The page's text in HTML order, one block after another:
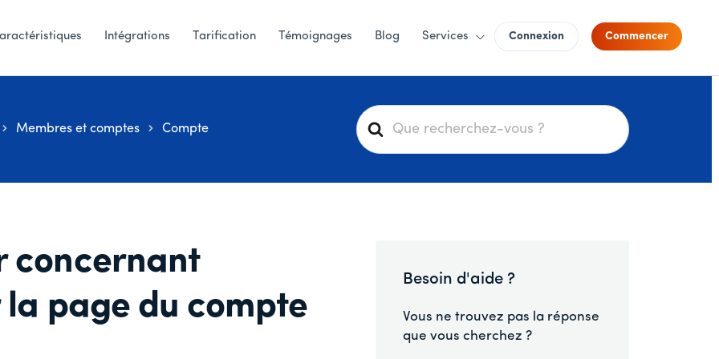
Intégrations Tarification Témoignages Blog Services Connexion Commencer
R
e
Membres et comptes Compte
concernant
page du compte
Besoin d'aide ?
Vous ne trouvez pas la réponse
que vous cherchez ?